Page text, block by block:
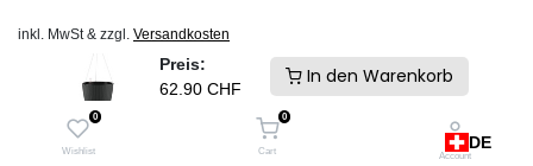
Preis:
62.90 CHF
In den Warenkorb
0
Wishlist
0
Cart Account
inkl. MwSt & zzgl. Versandkosten
Schneller Versand und keine Zollgebühren. Ab Lager Schweiz
IN DEN WARENKORB
Auf die Wunschliste
DE